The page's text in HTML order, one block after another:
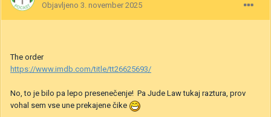
Objavljeno 3. november 2025
The order
https://www.imdb.com/title/tt26625693/
No, to je bilo pa lepo presenečenje! Pa Jude Law tukaj raztura, prov
vohal sem vse une prekajene čike